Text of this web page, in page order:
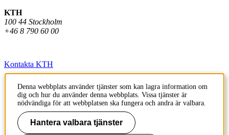
KTH
100 44 Stockholm
+46 8 790 60 00
Kontakta KTH
Jobba på KTH
Press och media
Faktura och betalning KTH
Denna webbplats använder tjänster som kan lagra information om
dig och hur du använder denna webbplats. Vissa tjänster är
nödvändiga för att webbplatsen ska fungera och andra är valbara.
Hantera valbara tjänster